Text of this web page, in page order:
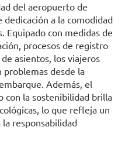
del aeropuerto de
a la comodidad
Equipado con medidas de
procesos de registro
asientos, los viajeros
problemas desde la
Además, el
con la sostenibilidad brilla
lo que refleja un
responsabilidad